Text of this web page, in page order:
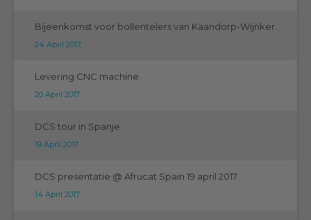
Bijeenkomst voor bollentelers van Kaandorp-Wijnker.
24 April 2017
Levering CNC machine
20 April 2017
DCS tour in Spanje
19 April 2017
DCS presentatie @ Afrucat Spain 19 april 2017
14 April 2017